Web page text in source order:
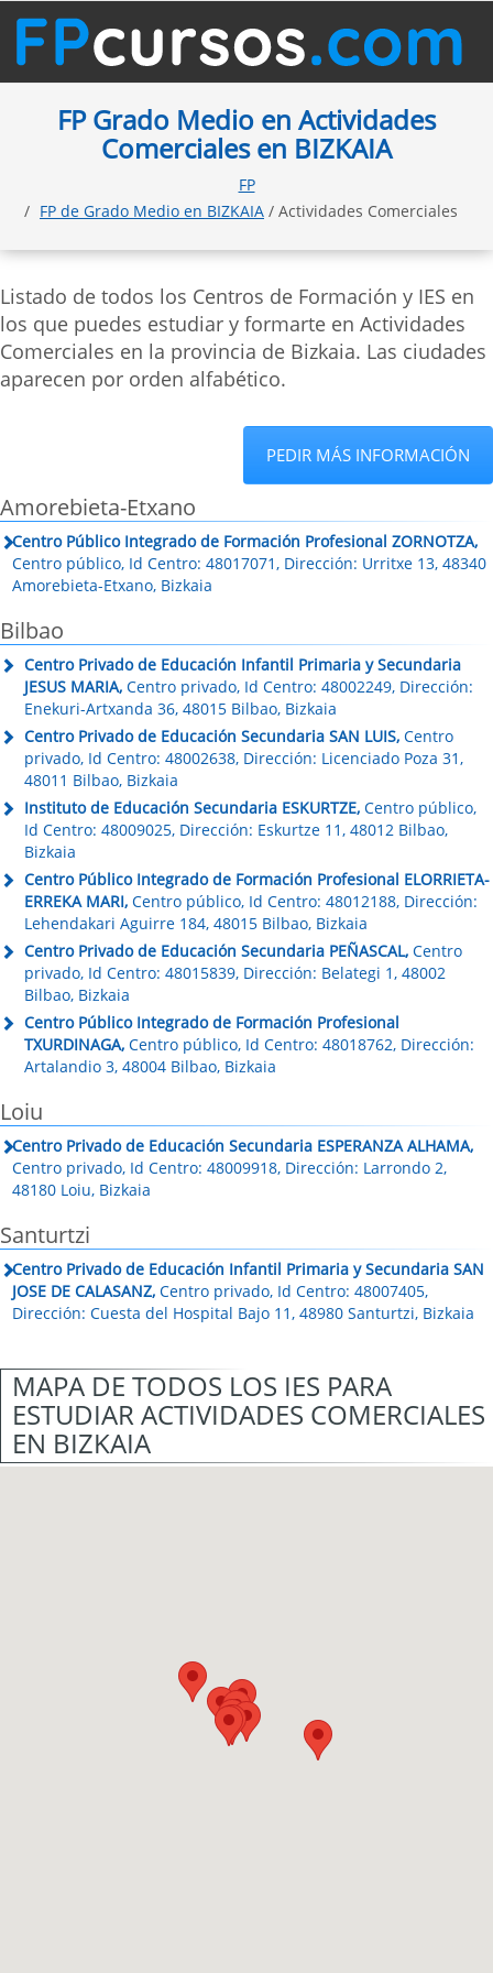
FP Grado Medio en Actividades
Comerciales en BIZKAIA
FP
FP de Grado Medio en BIZKAIA / Actividades Comerciales
Listado de todos los Centros de Formación y IES en
los que puedes estudiar y formarte en Actividades
Comerciales en la provincia de Bizkaia. Las ciudades
aparecen por orden alfabético.
PEDIR MÁS INFORMACIÓN
Amorebieta-Etxano
Centro Público Integrado de Formación Profesional ZORNOTZA,
Centro público, Id Centro: 48017071, Dirección: Urritxe 13, 48340
Amorebieta-Etxano, Bizkaia
Bilbao
Centro Privado de Educación Infantil Primaria y Secundaria
JESUS MARIA, Centro privado, Id Centro: 48002249, Dirección:
Enekuri-Artxanda 36, 48015 Bilbao, Bizkaia
Centro Privado de Educación Secundaria SAN LUIS, Centro
privado, Id Centro: 48002638, Dirección: Licenciado Poza 31,
48011 Bilbao, Bizkaia
Instituto de Educación Secundaria ESKURTZE, Centro público,
Id Centro: 48009025, Dirección: Eskurtze 11, 48012 Bilbao,
Bizkaia
Centro Público Integrado de Formación Profesional ELORRIETA-
ERREKA MARI, Centro público, Id Centro: 48012188, Dirección:
Lehendakari Aguirre 184, 48015 Bilbao, Bizkaia
Centro Privado de Educación Secundaria PEÑASCAL, Centro
privado, Id Centro: 48015839, Dirección: Belategi 1, 48002
Bilbao, Bizkaia
Centro Público Integrado de Formación Profesional
TXURDINAGA, Centro público, Id Centro: 48018762, Dirección:
Artalandio 3, 48004 Bilbao, Bizkaia
Loiu
Centro Privado de Educación Secundaria ESPERANZA ALHAMA,
Centro privado, Id Centro: 48009918, Dirección: Larrondo 2,
48180 Loiu, Bizkaia
Santurtzi
Centro Privado de Educación Infantil Primaria y Secundaria SAN
JOSE DE CALASANZ, Centro privado, Id Centro: 48007405,
Dirección: Cuesta del Hospital Bajo 11, 48980 Santurtzi, Bizkaia
MAPA DE TODOS LOS IES PARA
ESTUDIAR ACTIVIDADES COMERCIALES
EN BIZKAIA